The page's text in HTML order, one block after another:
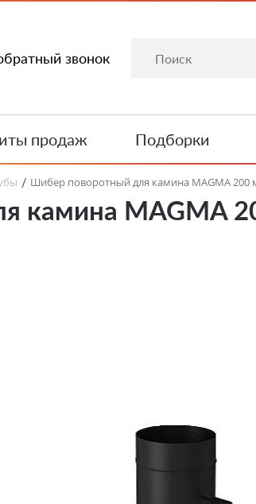
звонок
продаж Подборки
/ Шибер поворотный для камина MAGMA 200
камина MAGMA